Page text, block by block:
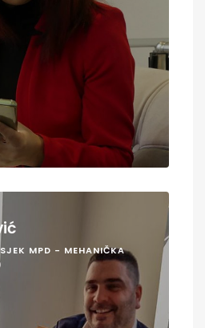
MPD - MEHANIČKA